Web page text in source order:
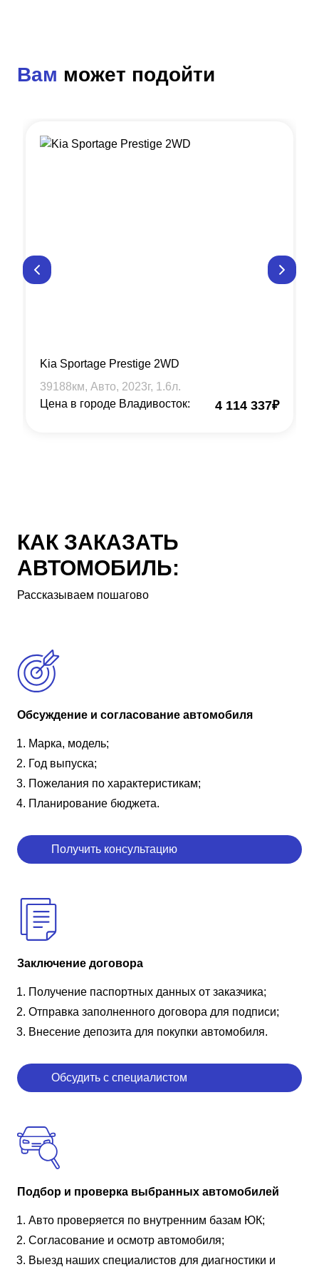
Вам может подойти
Kia Sportage Prestige 2WD
39188км, Авто, 2023г, 1.6л.
Цена в городе Владивосток:
4 114 337₽
КАК ЗАКАЗАТЬ
АВТОМОБИЛЬ:
Рассказываем пошагово
Обсуждение и согласование автомобиля
Марка, модель;
Год выпуска;
Пожелания по характеристикам;
Планирование бюджета.
Получить консультацию
Заключение договора
Получение паспортных данных от заказчика;
Отправка заполненного договора для подписи;
Внесение депозита для покупки автомобиля.
Обсудить с специалистом
Подбор и проверка выбранных автомобилей
Авто проверяется по внутренним базам ЮК;
Согласование и осмотр автомобиля;
Выезд наших специалистов для диагностики и